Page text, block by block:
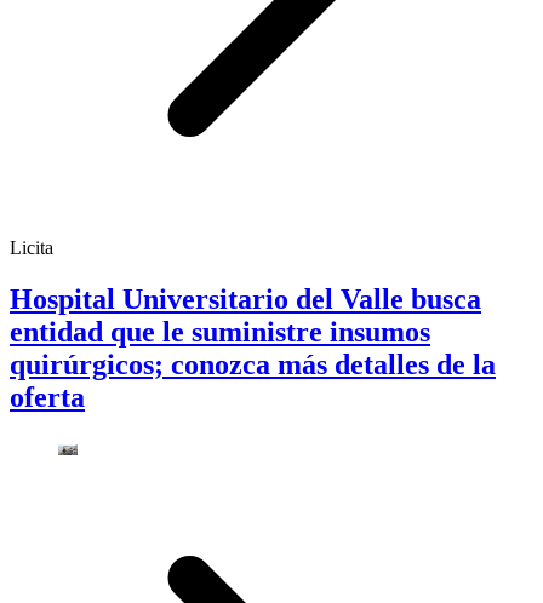
Licita
Hospital Universitario del Valle busca
entidad que le suministre insumos
quirúrgicos; conozca más detalles de la
oferta